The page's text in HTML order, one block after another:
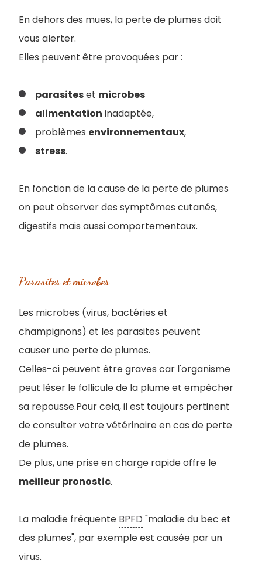
En dehors des mues, la perte de plumes doit
vous alerter.
Elles peuvent être provoquées par :
parasiteset microbes
alimentation inadaptée,
problèmes environnementaux,
stress.
En fonction de la cause de la perte de plumes
on peut observer des symptômes cutanés,
digestifs mais aussi comportementaux.
Parasites et microbes
Les microbes (virus, bactéries et
champignons) et les parasites peuvent
causer une perte de plumes.
Celles-ci peuvent être graves car l'organisme
peut léser le follicule de la plume et empêcher
sa repousse.Pour cela, il est toujours pertinent
de consulter votre vétérinaire en cas de perte
de plumes.
De plus, une prise en charge rapide offre le
meilleur pronostic.
La maladie fréquente BPFD "maladie du bec et
des plumes", par exemple est causée par un
virus.